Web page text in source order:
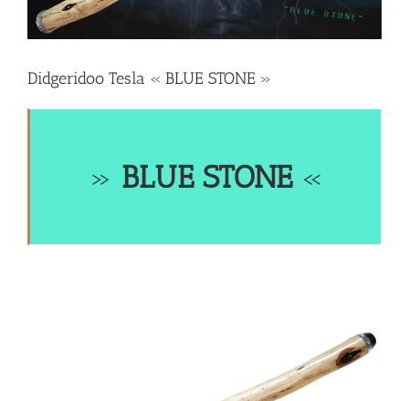
Didgeridoo Tesla « BLUE STONE »
» BLUE STONE«